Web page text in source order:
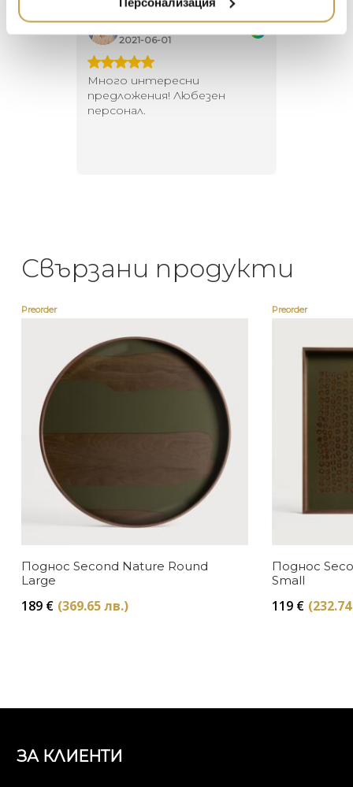
Георги Питов
2021-06-01
Много интересни
предложения! Любезен
персонал.
Свързани продукти
Preorder
Поднос Second Nature Round
Large
189 € (369.65 лв.)
Preorder
Поднос
Small
119 €
ЗА КЛИЕНТИ
DUTCHBONE